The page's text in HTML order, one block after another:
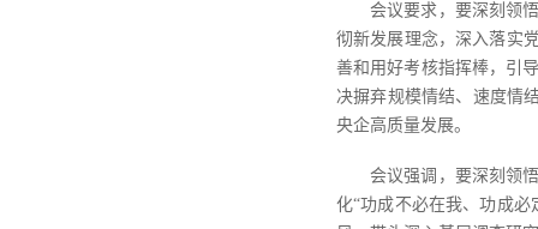
会议要求，要深刻领
彻新发展理念，深入落实
善和用好考核指挥棒，引
决摒弃规模情结、速度情
央企高质量发展。
会议强调，要深刻领
化“功成不必在我、功成